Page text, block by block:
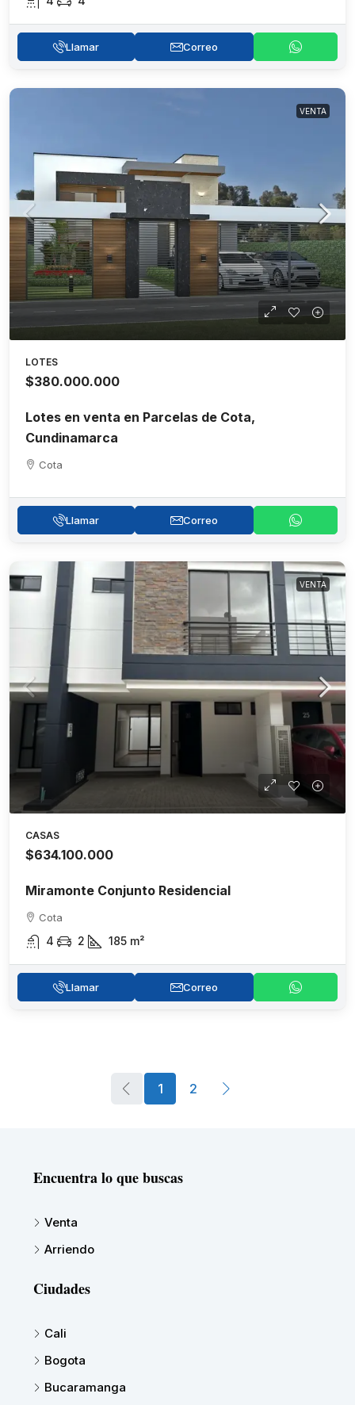
Llamar Correo
VENTA
LOTES
$380.000.000
Lotes en venta en Parcelas de Cota,
Cundinamarca
Cota
Llamar Correo
VENTA
CASAS
$634.100.000
Miramonte Conjunto Residencial
Cota
4 2 185 m²
Llamar Correo
1 2
Encuentra lo que buscas
Venta
Arriendo
Ciudades
Cali
Bogota
Bucaramanga